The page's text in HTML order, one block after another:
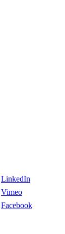
LinkedIn
Vimeo
Facebook